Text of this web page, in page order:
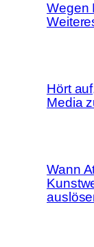
Wegen
Hört
Media
Wann